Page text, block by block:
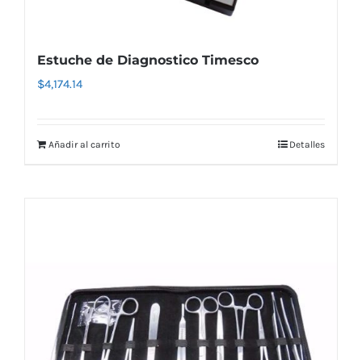
Estuche de Diagnostico Timesco
$4,174.14
Añadir al carrito Detalles